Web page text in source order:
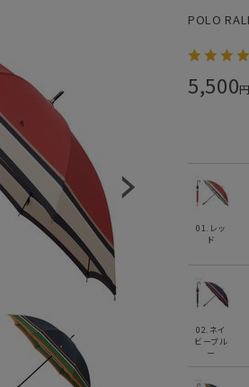
POLO
5,500
01.レッ
ド
02.ネイ
ビーブル
ー